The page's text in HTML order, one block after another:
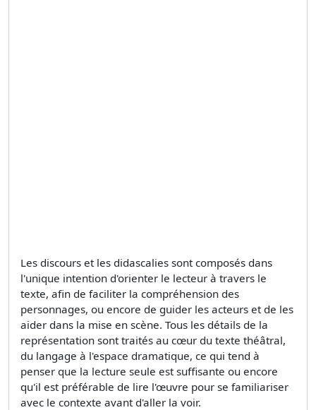
Les discours et les didascalies sont composés dans
l'unique intention d'orienter le lecteur à travers le
texte, afin de faciliter la compréhension des
personnages, ou encore de guider les acteurs et de les
aider dans la mise en scène. Tous les détails de la
représentation sont traités au cœur du texte théâtral,
du langage à l'espace dramatique, ce qui tend à
penser que la lecture seule est suffisante ou encore
qu'il est préférable de lire l'œuvre pour se familiariser
avec le contexte avant d'aller la voir.